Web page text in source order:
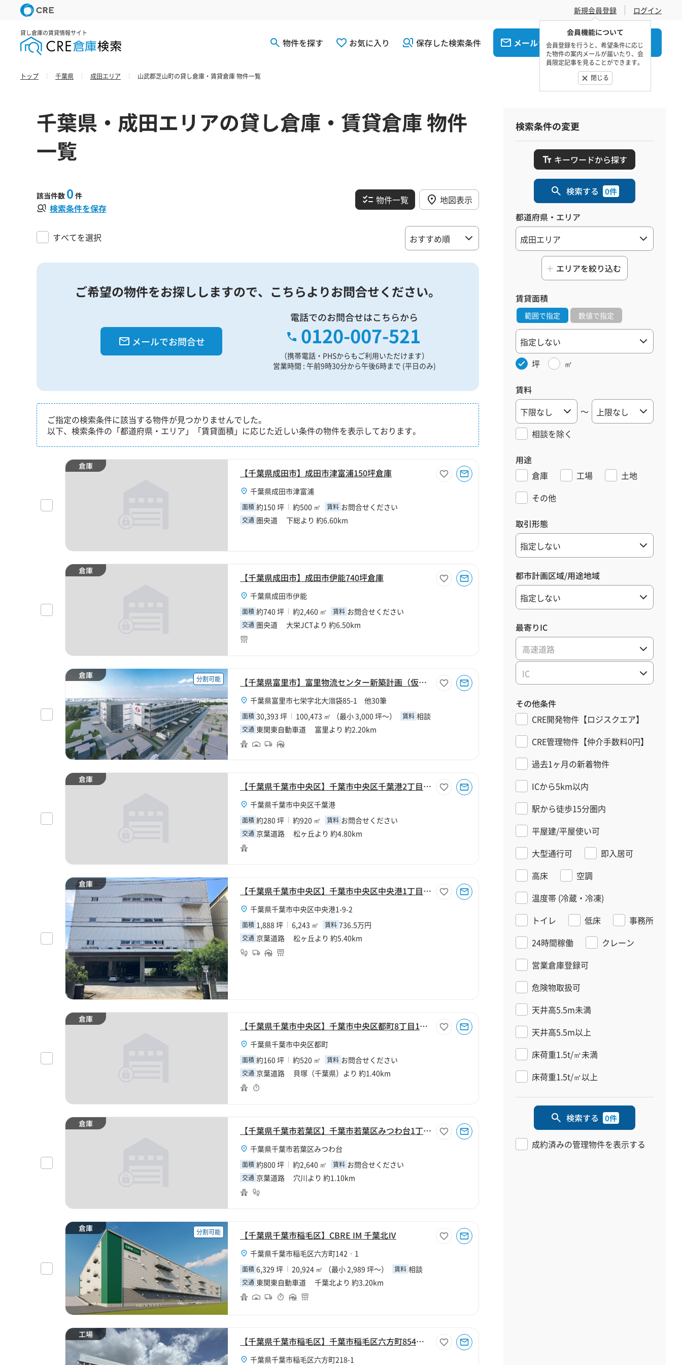
新規会員登録
会員機能について
会員登録を行うと、希望条件に応じ
た物件の案内メールが届いたり、会
員限定記事を見ることができます。
閉じる
ログイン
貸し倉庫の賃貸情報サイト
物件を探す お気に入り 保存した検索条件 メールでお問合せ 電話でお問合せ
トップ 千葉県 成田エリア 山武郡芝山町の貸し倉庫・賃貸倉庫 物件一覧
千葉県・成田エリアの貸し倉庫・賃貸倉庫 物件
一覧
該当件数 0 件
検索条件を保存
物件一覧 地図表示
すべてを選択
ご希望の物件をお探ししますので、 こちらよりお問合せください。
メールでお問合せ
電話でのお問合せはこちらから
0120-007-521
（携帯電話・PHSからもご利用いただけます）
営業時間 : 午前9時30分から午後6時まで (平日のみ)
ご指定の検索条件に該当する物件が見つかりませんでした。
以下、検索条件の「都道府県・エリア」「賃貸面積」に応じた近しい条件の物件を表示しております。
倉庫
【千葉県成田市】成田市津富浦150坪倉庫
千葉県成田市津富浦
面積 約150 坪 約500 ㎡ 賃料 お問合せください
交通 圏央道 下総より 約6.60km
倉庫
【千葉県成田市】成田市伊能740坪倉庫
千葉県成田市伊能
面積 約740 坪 約2,460 ㎡ 賃料 お問合せください
交通 圏央道 大栄JCTより 約6.50km
倉庫 分割可能 【千葉県富里市】富里物流センター新築計画（仮称）
千葉県富里市七栄字北大溜袋85-1 他30筆
面積 30,393 坪 100,473 ㎡ （最小 3,000 坪～） 賃料 相談
交通 東関東自動車道 富里より 約2.20km
倉庫
【千葉県千葉市中央区】千葉市中央区千葉港2丁目280坪倉庫
千葉県千葉市中央区千葉港
面積 約280 坪 約920 ㎡ 賃料 お問合せください
交通 京葉道路 松ヶ丘より 約4.80km
倉庫
【千葉県千葉市中央区】千葉市中央区中央港1丁目1888坪倉庫
千葉県千葉市中央区中央港1-9-2
面積 1,888 坪 6,243 ㎡ 賃料 736.5万円
交通 京葉道路 松ヶ丘より 約5.40km
倉庫
【千葉県千葉市中央区】千葉市中央区都町8丁目160坪倉庫
千葉県千葉市中央区都町
面積 約160 坪 約520 ㎡ 賃料 お問合せください
交通 京葉道路 貝塚（千葉県）より 約1.40km
倉庫
【千葉県千葉市若葉区】千葉市若葉区みつわ台1丁目800坪倉庫
千葉県千葉市若葉区みつわ台
面積 約800 坪 約2,640 ㎡ 賃料 お問合せください
交通 京葉道路 穴川より 約1.10km
倉庫 分割可能 【千葉県千葉市稲毛区】CBRE IM 千葉北Ⅳ
千葉県千葉市稲毛区六方町142‐1
面積 6,329 坪 20,924 ㎡ （最小 2,989 坪～） 賃料 相談
交通 東関東自動車道 千葉北より 約3.20km
工場
【千葉県千葉市稲毛区】千葉市稲毛区六方町854坪工場
千葉県千葉市稲毛区六方町218-1
検索条件の変更
キーワードから探す
検索する 0件
都道府県・エリア
エリアを絞り込む
賃貸面積
範囲で指定 数値で指定
坪 ㎡
賃料
～
相談を除く
用途
倉庫
工場
土地
その他
取引形態
都市計画区域/用途地域
最寄りIC
高速道路
IC
その他条件
CRE開発物件【ロジスクエア】
CRE管理物件【仲介手数料0円】
過去1ヶ月の新着物件
ICから5km以内
駅から徒歩15分圏内
平屋建/平屋使い可
大型通行可
即入居可
高床
空調
温度帯 (冷蔵・冷凍)
トイレ
低床
事務所
24時間稼働
クレーン
営業倉庫登録可
危険物取扱可
天井高5.5m未満
天井高5.5m以上
床荷重1.5t/㎡未満
床荷重1.5t/㎡以上
検索する 0件
成約済みの管理物件を表示する